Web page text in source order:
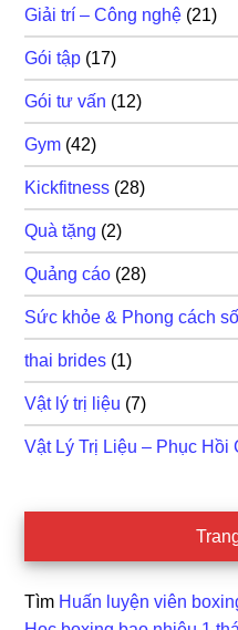
Giải trí – Công nghệ (21)
Gói tập (17)
Gói tư vấn (12)
Gym (42)
Kickfitness (28)
Quà tặng (2)
Quảng cáo (28)
Sức khỏe & Phong cách
thai brides (1)
Vật lý trị liệu (7)
Vật Lý Trị Liệu – Phục Hồi
Tìm Huấn luyện viên